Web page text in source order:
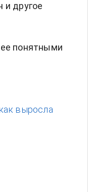
и другое
понятными
выросла